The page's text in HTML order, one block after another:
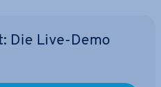
Die Live-Demo